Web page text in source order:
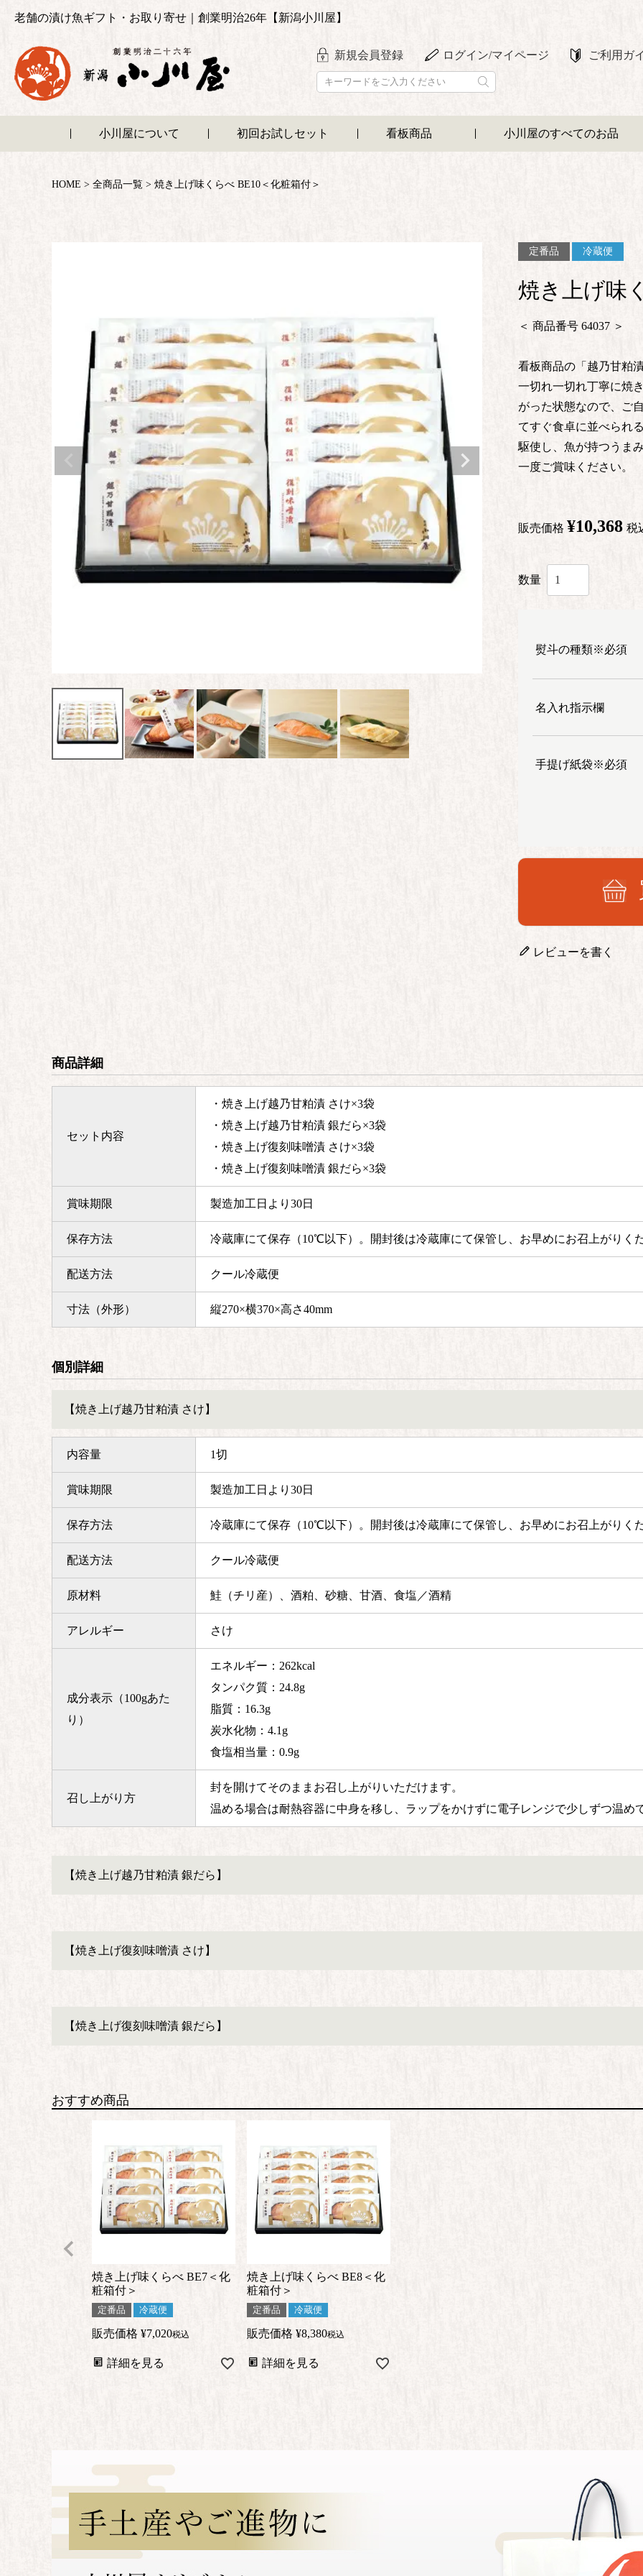
老舗の漬け魚ギフト・お取り寄せ｜創業明治26年【新潟小川屋】
新規会員登録 ログイン/マイページ ご利用ガ
小川屋について 初回お試しセット 看板商品 小川屋のすべてのお品
HOME 全商品一覧 焼き上げ味くらべ BE10＜化粧箱付＞
定番品 冷蔵便
焼き上げ味
商品番号 64037
看板商品の「越乃甘粕
一切れ一切れ丁寧に焼
がった状態なので、ご
てすぐ食卓に並べられ
駆使し、魚が持つうま
一度ご賞味ください。
販売価格 ¥10,368 税
熨斗の種類※必須
名入れ指示欄
手提げ紙袋※必須
レビューを書く
商品詳細
セット内容
・焼き上げ越乃甘粕漬 さけ×3袋
・焼き上げ越乃甘粕漬 銀だら×3袋
・焼き上げ復刻味噌漬 さけ×3袋
・焼き上げ復刻味噌漬 銀だら×3袋
賞味期限 製造加工日より30日
保存方法 冷蔵庫にて保存（10℃以下）。 開封後は冷蔵庫にて保管し、お早めにお召上がりく
配送方法 クール冷蔵便
寸法（外形） 縦270×横370×高さ40mm
個別詳細
【焼き上げ越乃甘粕漬 さけ】
内容量 1切
賞味期限 製造加工日より30日
保存方法 冷蔵庫にて保存（10℃以下）。 開封後は冷蔵庫にて保管し、お早めにお召上がりく
配送方法 クール冷蔵便
原材料 鮭（チリ産）、酒粕、砂糖、甘酒、食塩／酒精
アレルギー さけ
成分表示（100gあた
り）
エネルギー：262kcal
タンパク質：24.8g
脂質：16.3g
炭水化物：4.1g
食塩相当量：0.9g
召し上がり方
封を開けてそのままお召し上がりいただけます。
温める場合は耐熱容器に中身を移し、ラップをかけずに電子レンジで少しずつ温め
【焼き上げ越乃甘粕漬 銀だら】
【焼き上げ復刻味噌漬 さけ】
【焼き上げ復刻味噌漬 銀だら】
おすすめ商品
焼き上げ味くらべ BE7＜化
粧箱付＞
定番品 冷蔵便
販売価格 ¥7,020税込
詳細を見る
焼き上げ味くらべ BE8＜化
粧箱付＞
定番品 冷蔵便
販売価格 ¥8,380税込
詳細を見る